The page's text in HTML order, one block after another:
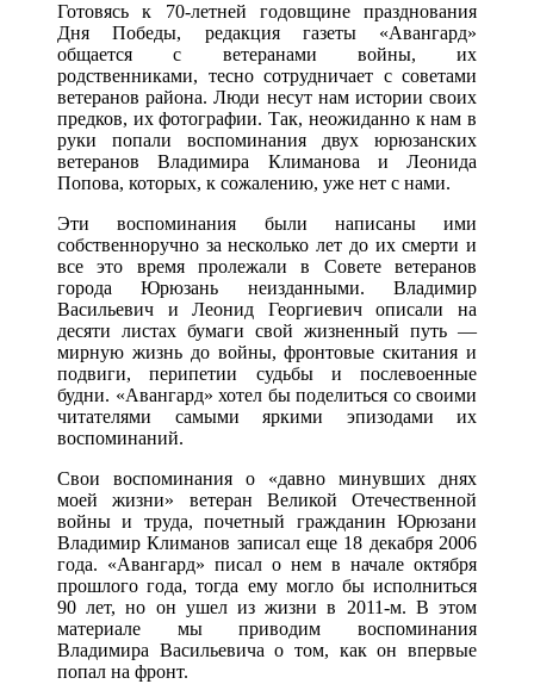
Готовясь к 70-летней годовщине празднования
Дня Победы, редакция газеты «Авангард»
общается с ветеранами войны, их
родственниками, тесно сотрудничает с советами
ветеранов района. Люди несут нам истории своих
предков, их фотографии. Так, неожиданно к нам в
руки попали воспоминания двух юрюзанских
ветеранов Владимира Климанова и Леонида
Попова, которых, к сожалению, уже нет с нами.
Эти воспоминания были написаны ими
собственноручно за несколько лет до их смерти и
все это время пролежали в Совете ветеранов
города Юрюзань неизданными. Владимир
Васильевич и Леонид Георгиевич описали на
десяти листах бумаги свой жизненный путь —
мирную жизнь до войны, фронтовые скитания и
подвиги, перипетии судьбы и послевоенные
будни. «Авангард» хотел бы поделиться со своими
читателями самыми яркими эпизодами их
воспоминаний.
Свои воспоминания о «давно минувших днях
моей жизни» ветеран Великой Отечественной
войны и труда, почетный гражданин Юрюзани
Владимир Климанов записал еще 18 декабря 2006
года. «Авангард» писал о нем в начале октября
прошлого года, тогда ему могло бы исполниться
90 лет, но он ушел из жизни в 2011-м. В этом
материале мы приводим воспоминания
Владимира Васильевича о том, как он впервые
попал на фронт.